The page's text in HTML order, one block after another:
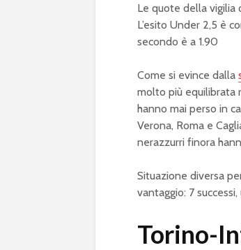
Le quote della vigilia
L’esito Under 2,5 è
secondo è a 1.90
Come si evince dalla
molto più equilibrata
hanno mai perso in
Verona, Roma e
nerazzurri finora
Situazione diversa
vantaggio: 7
Torino-